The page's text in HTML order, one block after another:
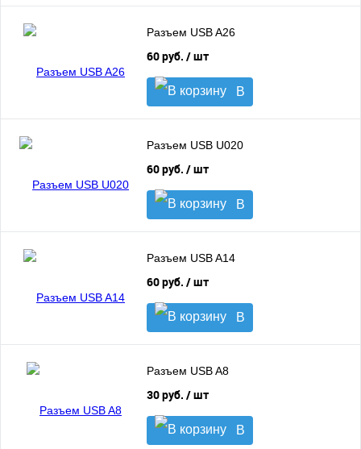
корзину
Разъем USB A26
60 руб. / шт
В
корзину
Разъем USB U020
60 руб. / шт
В
корзину
Разъем USB A14
60 руб. / шт
В
корзину
Разъем USB A8
30 руб. / шт
В